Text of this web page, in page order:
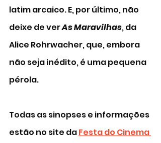
latim arcaico. E, por último, não
deixe de ver As Maravilhas, da
Alice Rohrwacher, que, embora
não seja inédito, é uma pequena
pérola.
Todas as sinopses e informações
estão no site da Festa do Cinema